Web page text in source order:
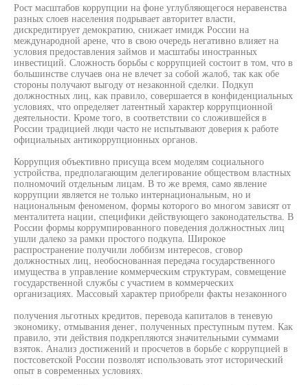
Рост масштабов коррупции на фоне углубляющегося неравенства
разных слоев населения подрывает авторитет власти,
дискредитирует демократию, снижает имидж России на
международной арене, что в свою очередь негативно влияет на
условия предоставления займов и масштабы иностранных
инвестиций. Сложность борьбы с коррупцией состоит в том, что в
большинстве случаев она не влечет за собой жалоб, так как обе
стороны получают выгоду от незаконной сделки. Подкуп
должностных лиц, как правило, совершается в конфиденциальных
условиях, что определяет латентный характер коррупционной
деятельности. Кроме того, в соответствии со сложившейся в
России традицией люди часто не испытывают доверия к работе
официальных антикоррупционных органов.
Коррупция объективно присуща всем моделям социального
устройства, предполагающим делегирование обществом властных
полномочий отдельным лицам. В то же время, само явление
коррупции является не только интернациональным, но и
национальным феноменом, формы которого во многом зависят от
менталитета нации, специфики действующего законодательства. В
России формы коррумпированного поведения должностных лиц
ушли далеко за рамки простого подкупа. Широкое
распространение получили лоббизм интересов, сговор
должностных лиц, необоснованная передача государственного
имущества в управление коммерческим структурам, совмещение
государственной службы с участием в коммерческих
организациях. Массовый характер приобрели факты незаконного
получения льготных кредитов, перевода капиталов в теневую
экономику, отмывания денег, полученных преступным путем. Как
правило, эти действия подкрепляются значительными суммами
взяток. Анализ достижений и просчетов в борьбе с коррупцией в
постсоветской России позволят использовать этот исторический
опыт в современных условиях.